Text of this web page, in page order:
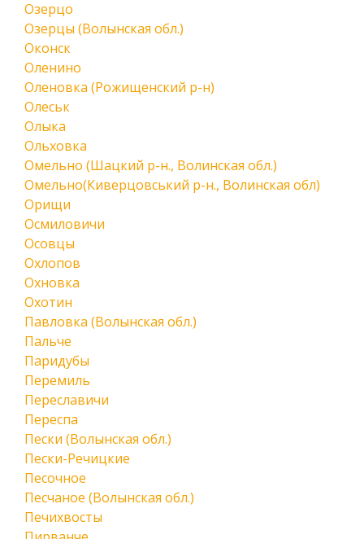
Озерцо
Озерцы (Волынская обл.)
Оконск
Оленино
Оленовка (Рожищенский р-н)
Олеськ
Олыка
Ольховка
Омельно (Шацкий р-н., Волинская обл.)
Омельно(Киверцовський р-н., Волинская обл)
Орищи
Осмиловичи
Осовцы
Охлопов
Охновка
Охотин
Павловка (Волынская обл.)
Пальче
Паридубы
Перемиль
Переславичи
Переспа
Пески (Волынская обл.)
Пески-Речицкие
Песочное
Песчаное (Волынская обл.)
Печихвосты